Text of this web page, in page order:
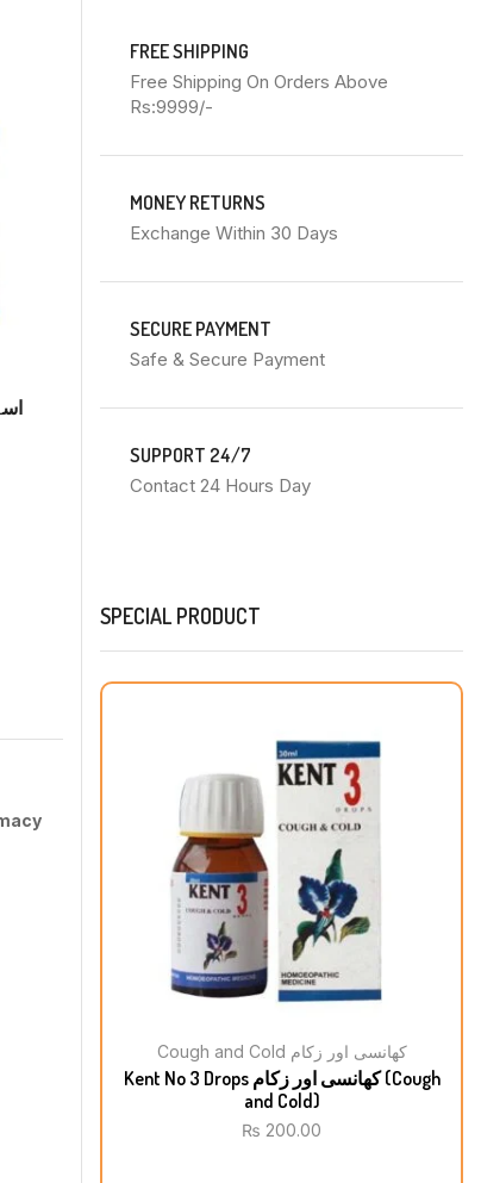
Kent No 25 Drops پروسٹیٹ کے
₨ 200.00
FREE SHIPPING
Free Shipping On Orders Above
Rs:9999/-
MONEY RETURNS
Exchange Within 30 Days
SECURE PAYMENT
Safe & Secure Payment
SUPPORT 24/7
Contact 24 Hours Day
SPECIAL PRODUCT
Cough and Cold کھانسی اور زکام
Kent No 3 Drops کھانسی اور زکام (Cough
and Cold)
₨ 200.00